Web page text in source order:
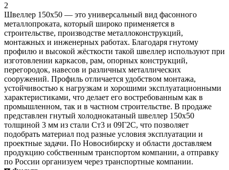
2
Швеллер 150x50 — это универсальный вид фасонного
металлопроката, который широко применяется в
строительстве, производстве металлоконструкций,
монтажных и инженерных работах. Благодаря гнутому
профилю и высокой жёсткости такой швеллер используют при
изготовлении каркасов, рам, опорных конструкций,
перегородок, навесов и различных металлических
сооружений. Профиль отличается удобством монтажа,
устойчивостью к нагрузкам и хорошими эксплуатационными
характеристиками, что делает его востребованным как в
промышленном, так и в частном строительстве. В продаже
представлен гнутый холоднокатаный швеллер 150x50
толщиной 3 мм из стали Ст3 и 09Г2С, что позволяет
подобрать материал под разные условия эксплуатации и
проектные задачи. По Новосибирску и области доставляем
продукцию собственным транспортом компании, а отправку
по России организуем через транспортные компании.